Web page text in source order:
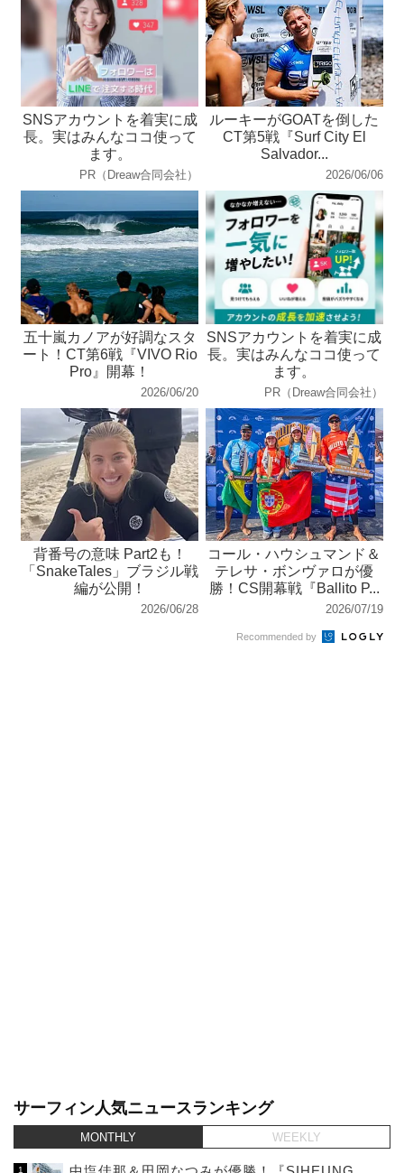
SNSアカウントを着実に成
長。実はみんなココ使って
ます。
PR（Dreaw合同会社）
ルーキーがGOATを倒した
CT第5戦『Surf City El
Salvador...
2026/06/06
五十嵐カノアが好調なスタ
ート！CT第6戦『VIVO Rio
Pro』開幕！
2026/06/20
SNSアカウントを着実に成
長。実はみんなココ使って
ます。
PR（Dreaw合同会社）
背番号の意味 Part2も！
「SnakeTales」ブラジル戦
編が公開！
2026/06/28
コール・ハウシュマンド＆
テレサ・ボンヴァロが優
勝！CS開幕戦『Ballito P...
2026/07/19
Recommended by
サーフィン人気ニュースランキング
MONTHLY WEEKLY